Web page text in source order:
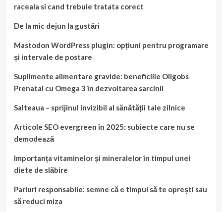
raceala si cand trebuie tratata corect
De la mic dejun la gustări
Mastodon WordPress plugin: opțiuni pentru programare
și intervale de postare
Suplimente alimentare gravide: beneficiile Oligobs
Prenatal cu Omega 3 în dezvoltarea sarcinii
Salteaua – sprijinul invizibil al sănătății tale zilnice
Articole SEO evergreen în 2025: subiecte care nu se
demodează
Importanța vitaminelor și mineralelor în timpul unei
diete de slăbire
Pariuri responsabile: semne că e timpul să te oprești sau
să reduci miza